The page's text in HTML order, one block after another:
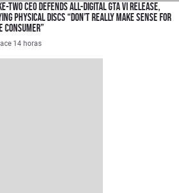
Two CEO Defends All-Digital GTA VI Release,
Physical Discs “Don’t Really Make Sense for
Consumer”
14 horas